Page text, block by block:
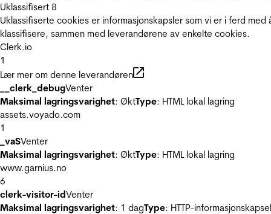
Uklassifisert 8
Uklassifiserte cookies er informasjonskapsler som vi er i ferd med
klassifisere, sammen med leverandørene av enkelte cookies.
Clerk.io
1
Lær mer om denne leverandøren
__clerk_debugVenter
Maksimal lagringsvarighet: ØktType: HTML lokal lagring
assets.voyado.com
1
_vaSVenter
Maksimal lagringsvarighet: ØktType: HTML lokal lagring
www.garnius.no
6
clerk-visitor-idVenter
Maksimal lagringsvarighet: 1 dagType: HTTP-informasjonskapsel